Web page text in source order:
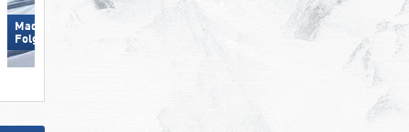
Madonna di Campiglio/​Pinzolo/​
Folgàrida/​Marilleva
Pejo 3000